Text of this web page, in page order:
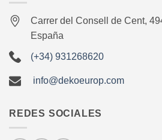
Carrer del Consell de Cent,
España
(+34) 931268620
info@dekoeurop.com
REDES SOCIALES